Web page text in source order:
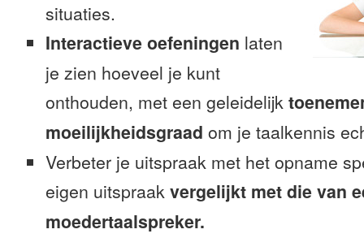
situaties.
Interactieve oefeningen laten
je zien hoeveel je kunt
onthouden, met een geleidelijk
moeilijkheidsgraad om je taalkennis
Verbeter je uitspraak met het opname
eigen uitspraak vergelijkt met die van
moedertaalspreker.